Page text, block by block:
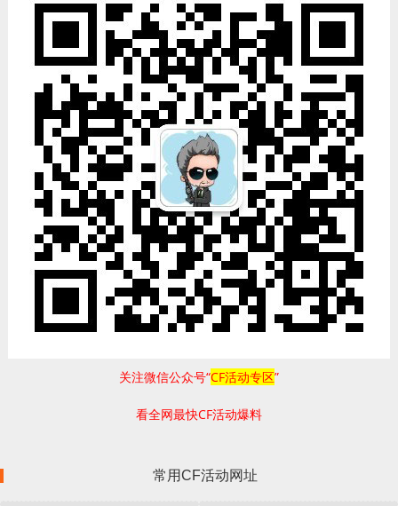
关注微信公众号“CF活动专区”
看全网最快CF活动爆料
常用CF活动网址